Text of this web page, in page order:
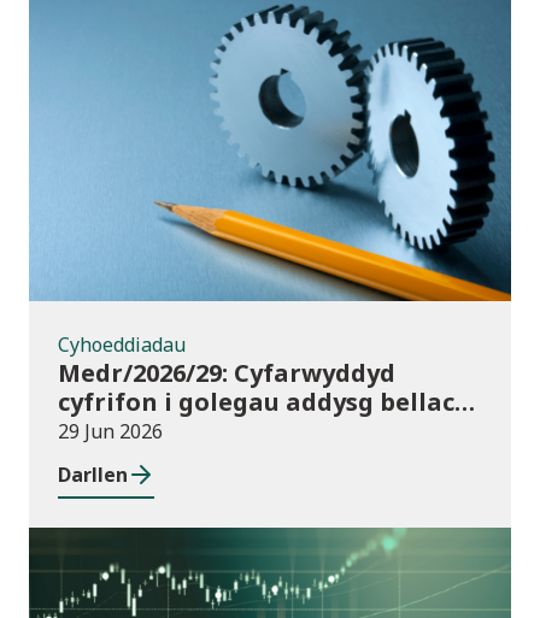
Cyhoeddiadau
Cyhoeddiadau
Medr/2026/29: Cyfarwyddyd
cyfrifon i golegau addysg bellach
yng Nghymru ar gyfer 2025/26
29 Jun 2026
Darllen